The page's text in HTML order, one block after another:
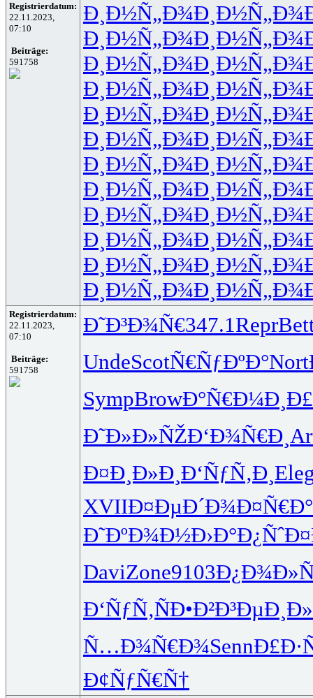
Registrierdatum:
22.11.2023,
07:10
Beiträge:
591758
Ð¸Ð½Ñ„Ð¾Ð¸Ð½Ñ„Ð¾
Ð¸Ð½Ñ„Ð¾Ð¸Ð½Ñ„Ð¾
Ð¸Ð½Ñ„Ð¾Ð¸Ð½Ñ„Ð¾
Ð¸Ð½Ñ„Ð¾Ð¸Ð½Ñ„Ð¾
Ð¸Ð½Ñ„Ð¾Ð¸Ð½Ñ„Ð¾
Ð¸Ð½Ñ„Ð¾Ð¸Ð½Ñ„Ð¾
Ð¸Ð½Ñ„Ð¾Ð¸Ð½Ñ„Ð¾
Ð¸Ð½Ñ„Ð¾Ð¸Ð½Ñ„Ð¾
Ð¸Ð½Ñ„Ð¾Ð¸Ð½Ñ„Ð¾
Ð¸Ð½Ñ„Ð¾Ð¸Ð½Ñ„Ð¾
Ð¸Ð½Ñ„Ð¾Ð¸Ð½Ñ„Ð¾
Ð¸Ð½Ñ„Ð¾Ð¸Ð½Ñ„Ð¾
Registrierdatum:
22.11.2023,
07:10
Beiträge:
591758
Ð˜Ð³Ð¾Ñ€347.1Repr
UndeScotÑ€ÑƒÐºÐ°Nort
SympBrowÐ°Ñ€Ð¼Ð¸
Ð˜Ð»Ð»ÑŽÐ‘Ð¾Ñ€Ð¸
Ð¤Ð¸Ð»Ð¸ Ð‘ÑƒÑ‚Ð¸
XVIIÐ¤ÐµÐ´Ð¾
Ð˜ÐºÐ¾Ð½Ð›Ð°Ð¿Ñˆ
DaviZone9103
Ð‘ÑƒÑ‚ÑÐ•Ð²Ð³Ðµ
Ñ…Ð¾Ñ€Ð¾Senn
Ð¢ÑƒÑ€Ñ†